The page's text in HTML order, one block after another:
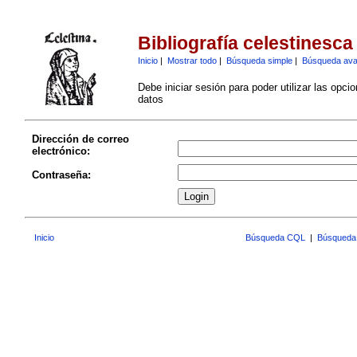
Bibliografía celestinesca
Inicio| Mostrar todo| Búsqueda simple| Búsqueda
Debe iniciar sesión para poder utilizar las
datos
Dirección de correo
electrónico:
Contraseña:
Inicio Búsqueda CQL |